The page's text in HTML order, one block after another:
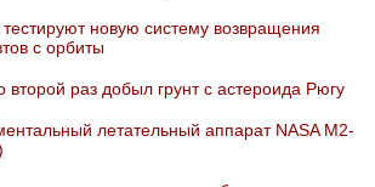
новую систему возвращения
с орбиты
второй раз добыл грунт с астероида Рюгу
летательный аппарат NASA M2-